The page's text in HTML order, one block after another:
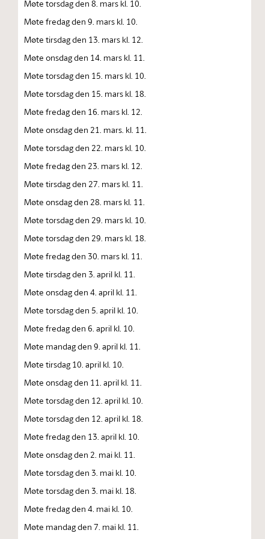
Møte torsdag den 8. mars kl. 10.
Møte fredag den 9. mars kl. 10.
Møte tirsdag den 13. mars kl. 12.
Møte onsdag den 14. mars kl. 11.
Møte torsdag den 15. mars kl. 10.
Møte torsdag den 15. mars kl. 18.
Møte fredag den 16. mars kl. 12.
Møte onsdag den 21. mars. kl. 11.
Møte torsdag den 22. mars kl. 10.
Møte fredag den 23. mars kl. 12.
Møte tirsdag den 27. mars kl. 11.
Møte onsdag den 28. mars kl. 11.
Møte torsdag den 29. mars kl. 10.
Møte torsdag den 29. mars kl. 18.
Møte fredag den 30. mars kl. 11.
Møte tirsdag den 3. april kl. 11.
Møte onsdag den 4. april kl. 11.
Møte torsdag den 5. april kl. 10.
Møte fredag den 6. april kl. 10.
Møte mandag den 9. april kl. 11.
Møte tirsdag 10. april kl. 10.
Møte onsdag den 11. april kl. 11.
Møte torsdag den 12. april kl. 10.
Møte torsdag den 12. april kl. 18.
Møte fredag den 13. april kl. 10.
Møte onsdag den 2. mai kl. 11.
Møte torsdag den 3. mai kl. 10.
Møte torsdag den 3. mai kl. 18.
Møte fredag den 4. mai kl. 10.
Møte mandag den 7. mai kl. 11.